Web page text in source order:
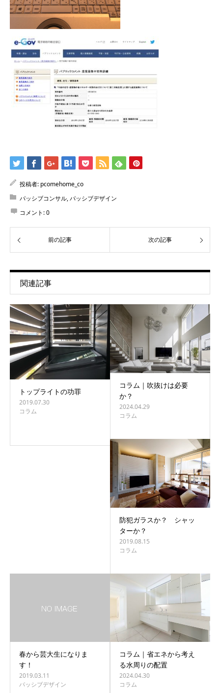
投稿者: pcomehome_co
パッシブコンサル,パッシブデザイン
コメント:0
前の記事 次の記事
関連記事
トップライトの功罪
2019.07.30
コラム
コラム｜吹抜けは必要
か？
2024.04.29
コラム
防犯ガラスか？ シャッ
ターか？
2019.08.15
コラム
春から芸大生になりま
す！
2019.03.11
パッシブデザイン
コラム｜省エネから考え
る水周りの配置
2024.04.30
コラム